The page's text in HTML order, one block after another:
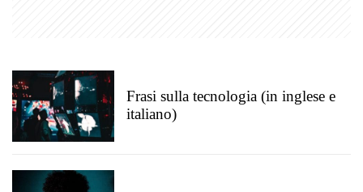
Frasi sulla tecnologia (in inglese e
italiano)